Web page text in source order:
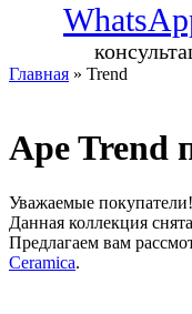
Главная » Trend
Ape Trend
Уважаемые покупатели!
Данная коллекция
Предлагаем вам
Ceramica.